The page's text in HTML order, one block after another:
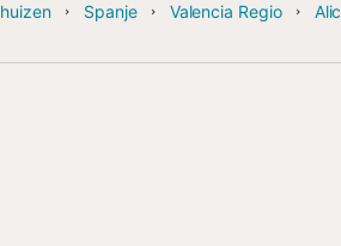
Spanje Valencia Regio